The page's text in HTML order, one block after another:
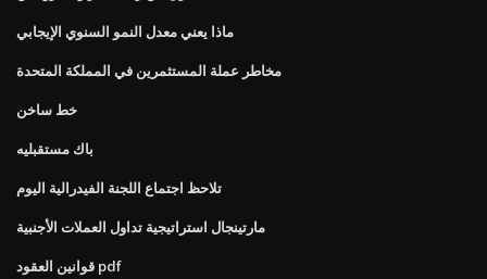
ماذا يعني معدل النمو السنوي الإيجابي
مخاطر عملة المستثمرين في المملكة المتحدة
خط ساخن
باك مستقبليه
تلاحظ اجتماع اللجنة الفيدرالية اليوم
مارتينجال استراتيجية تداول العملات الأجنبية
قوانين العقود pdf